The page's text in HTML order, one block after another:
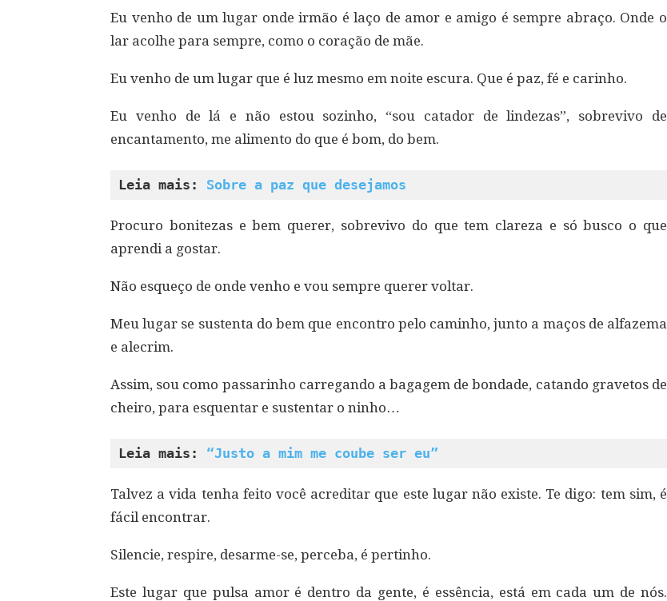
Eu venho de um lugar onde irmão é laço de amor e amigo é sempre abraço. Onde o
lar acolhe para sempre, como o coração de mãe.
Eu venho de um lugar que é luz mesmo em noite escura. Que é paz, fé e carinho.
Eu venho de lá e não estou sozinho, “sou catador de lindezas”, sobrevivo de
encantamento, me alimento do que é bom, do bem.
Leia mais: Sobre a paz que desejamos
Procuro bonitezas e bem querer, sobrevivo do que tem clareza e só busco o que
aprendi a gostar.
Não esqueço de onde venho e vou sempre querer voltar.
Meu lugar se sustenta do bem que encontro pelo caminho, junto a maços de alfazema
e alecrim.
Assim, sou como passarinho carregando a bagagem de bondade, catando gravetos de
cheiro, para esquentar e sustentar o ninho…
Leia mais: “Justo a mim me coube ser eu”
Talvez a vida tenha feito você acreditar que este lugar não existe. Te digo: tem sim, é
fácil encontrar.
Silencie, respire, desarme-se, perceba, é pertinho.
Este lugar que pulsa amor é dentro da gente, é essência, está em cada um de nós.